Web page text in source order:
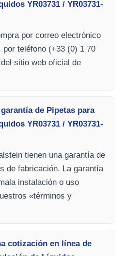
YR03731 / YR03731-
por correo electrónico
por teléfono (+33 (0) 1 70
sitio web oficial de
de Pipetas para
YR03731 / YR03731-
tienen una garantía de
de fabricación. La garantía
instalación o uso
«términos y
cotización en línea de